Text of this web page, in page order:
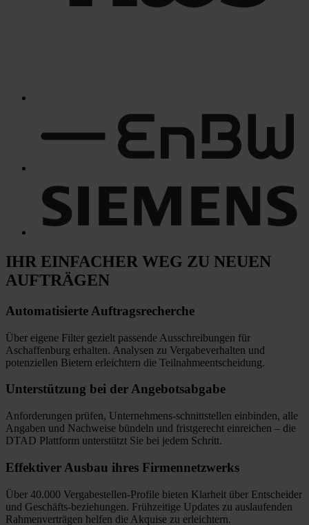
IHR EINFACHER WEG ZU NEUEN
AUFTRÄGEN
Automatisierte Auftragsrecherche
Über eigene Filter gezielt passende Ausschreibungen für
Aschaffenburg erhalten. Analysen zu Vergabeverhalten und
potenziellen Bietern erleichtern die Teilnahmeentscheidung.
Unterstützung bei der Angebotsabgabe
Anforderungen prüfen, Unternehmens-schnittstellen einbinden, alle
Angaben und Nachweise bündeln und fristgerecht einreichen – die
DTAD Plattform unterstützt Sie bei jedem Schritt.
Effektiver Ausbau ihres Firmennetzwerks
Über 40.000 Vergabestellen-Profile bieten Klarheit über Entscheider
und Geschäfts-beziehungen. Frühzeitige Updates zu auslaufenden
Rahmenverträgen helfen die Akquise zu erleichtern.